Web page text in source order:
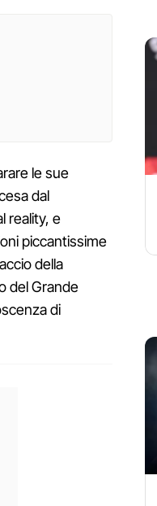
le sue
dal
reality, e
piccantissime
della
del Grande
di